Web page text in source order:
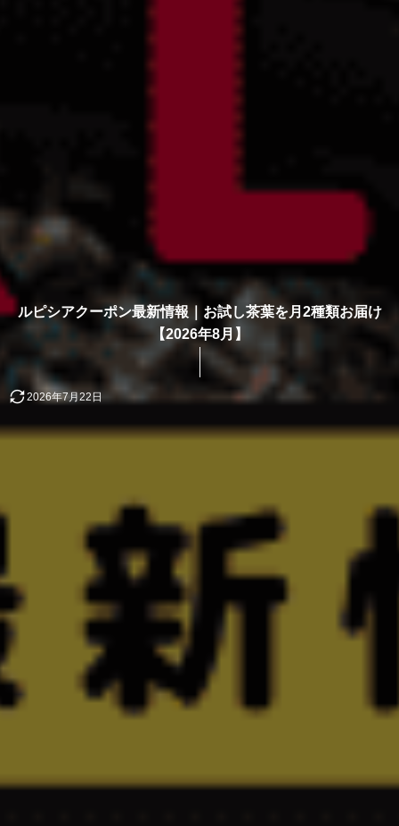
ルピシアクーポン最新情報｜お試し茶葉を月2種類お届け
【2026年8月】
2026年7月22日